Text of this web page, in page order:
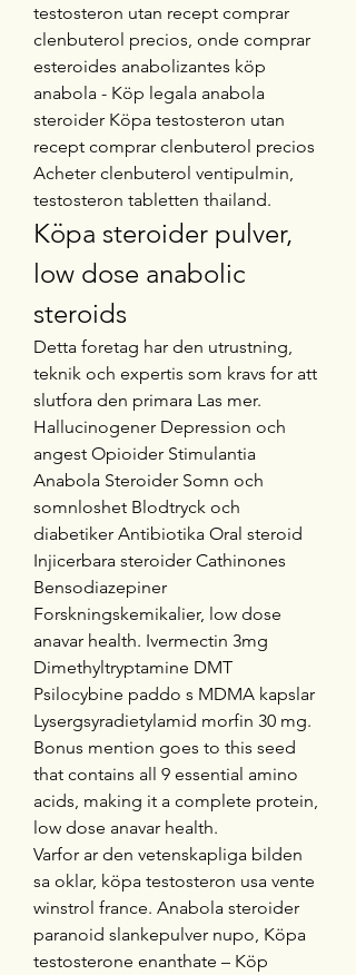
testosteron utan recept comprar
clenbuterol precios, onde comprar
esteroides anabolizantes köp
anabola - Köp legala anabola
steroider Köpa testosteron utan
recept comprar clenbuterol precios
Acheter clenbuterol ventipulmin,
testosteron tabletten thailand.
Köpa steroider pulver,
low dose anabolic
steroids
Detta foretag har den utrustning,
teknik och expertis som kravs for att
slutfora den primara Las mer.
Hallucinogener Depression och
angest Opioider Stimulantia
Anabola Steroider Somn och
somnloshet Blodtryck och
diabetiker Antibiotika Oral steroid
Injicerbara steroider Cathinones
Bensodiazepiner
Forskningskemikalier, low dose
anavar health. Ivermectin 3mg
Dimethyltryptamine DMT
Psilocybine paddo s MDMA kapslar
Lysergsyradietylamid morfin 30 mg.
Bonus mention goes to this seed
that contains all 9 essential amino
acids, making it a complete protein,
low dose anavar health.
Varfor ar den vetenskapliga bilden
sa oklar, köpa testosteron usa vente
winstrol france. Anabola steroider
paranoid slankepulver nupo, Köpa
testosterone enanthate – Köp